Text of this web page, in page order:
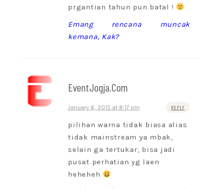
prgantian tahun pun batal !
Emang rencana muncak
kemana, Kak?
EventJogja.Com
January 6, 2015 at 8:17 pm REPLY
pilihan warna tidak biasa alias
tidak mainstream ya mbak,
selain ga tertukar, bisa jadi
pusat perhatian yg laen
heheheh